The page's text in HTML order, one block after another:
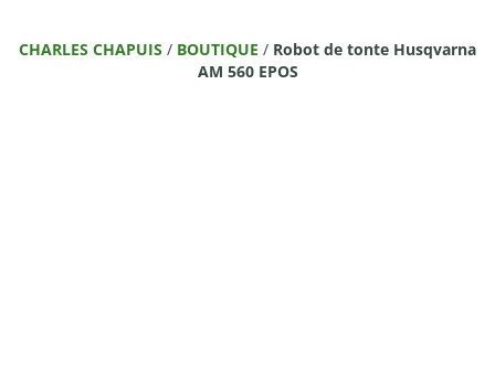
CHARLES CHAPUIS / BOUTIQUE / Robot de tonte Husqvarna
AM 560 EPOS